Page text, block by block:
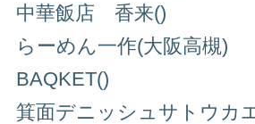
中華飯店 香来()
らーめん一作(大阪高槻)
BAQKET()
箕面デニッシュサトウカ